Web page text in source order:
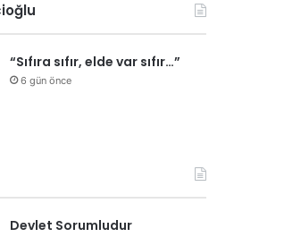
“Sıfıra sıfır, elde var sıfır…”
6 gün önce
Devlet Sorumludur